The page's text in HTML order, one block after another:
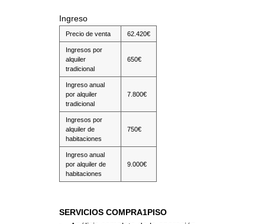
Ingreso
Precio de venta 62.420€
Ingresos por
alquiler
tradicional
650€
Ingreso anual
por alquiler
tradicional
7.800€
Ingresos por
alquiler de
habitaciones
750€
Ingreso anual
por alquiler de
habitaciones
9.000€
SERVICIOS COMPRA1PISO